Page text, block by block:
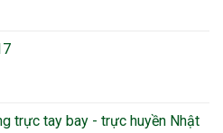
trực tay bay - trực huyền Nhật